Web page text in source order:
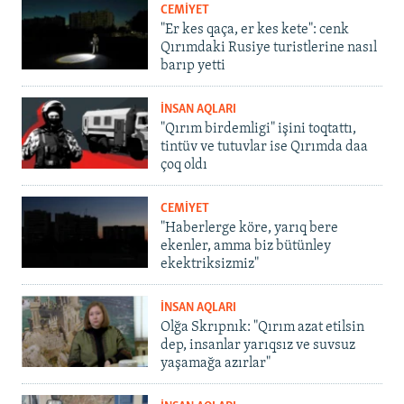
CEMİYET
"Er kes qaça, er kes kete": cenk
Qırımdaki Rusiye turistlerine nasıl
barıp yetti
İNSAN AQLARI
"Qırım birdemligi" işini toqtattı,
tintüv ve tutuvlar ise Qırımda daa
çoq oldı
CEMİYET
"Haberlerge köre, yarıq bere
ekenler, amma biz bütünley
ekektriksizmiz"
İNSAN AQLARI
Olğa Skrıpnık: "Qırım azat etilsin
dep, insanlar yarıqsız ve suvsuz
yaşamağa azırlar"